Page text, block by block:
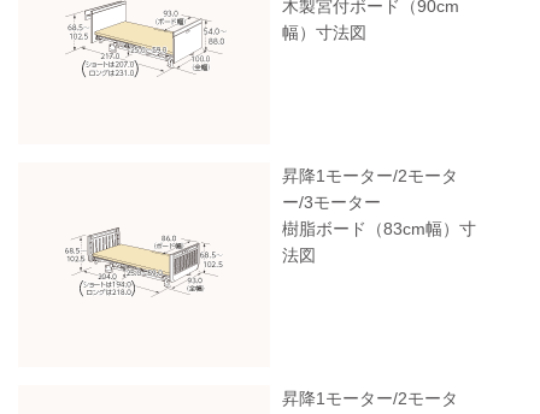
木製宮付ボード（90cm
幅）寸法図
昇降1モーター/2モータ
ー/3モーター
樹脂ボード（83cm幅）寸
法図
昇降1モーター/2モータ